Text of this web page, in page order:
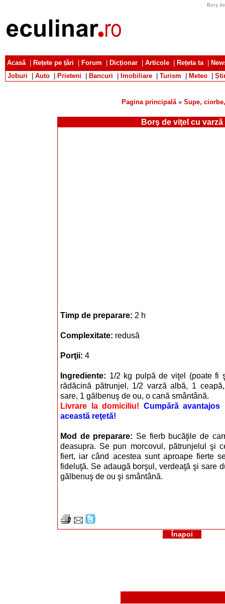
Borş
Acasă| Rețete pe țări Forum Dicționar Articole Rețeta ta|
Joburi
Auto Prieteni Bancuri Imobiliare Turism Meteo
Pagina principală» Supe,
Borş de viţel cu varză
Timp de preparare: 2 h
Complexitate: redusă
Porţii: 4
Ingrediente: 1/2 kg pulpă de viţel (poate fi
rădăcină pătrunjel, 1/2 varză albă, 1
sare, 1 gălbenuş de ou, o cană smântână.
Livrare la domiciliu! Cumpără avantajos
această reţetă!
Mod de preparare: Se fierb bucăţile de
deasupra. Se pun morcovul, pătrunjelul şi
fiert, iar când acestea sunt aproape fierte
fideluţă. Se adaugă borşul, verdeaţă şi sare
gălbenuş de ou şi smântână.
Înapoi